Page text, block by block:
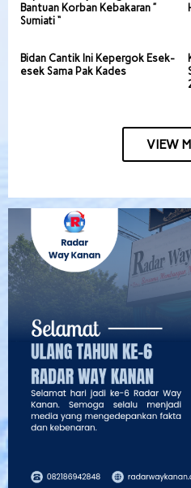
Bantuan Korban Kebakaran ”
Sumiati “
Bidan Cantik Ini Kepergok Esek-
esek Sama Pak Kades
VIEW